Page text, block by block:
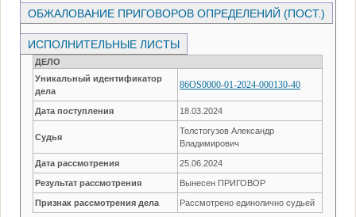
ОБЖАЛОВАНИЕ ПРИГОВОРОВ ОПРЕДЕЛЕНИЙ (ПОСТ.)
ИСПОЛНИТЕЛЬНЫЕ ЛИСТЫ
ДЕЛО
Уникальный идентификатор
дела
86OS0000-01-2024-000130-40
Дата поступления 18.03.2024
Судья
Толстогузов Александр
Владимирович
Дата рассмотрения 25.06.2024
Результат рассмотрения Вынесен ПРИГОВОР
Признак рассмотрения дела Рассмотрено единолично судьей